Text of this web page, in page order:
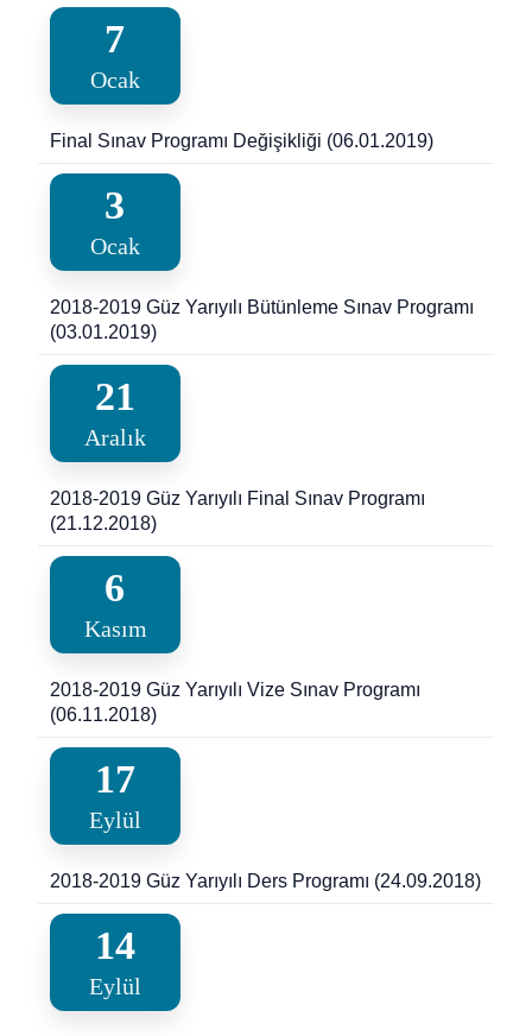
7
Ocak
Final Sınav Programı Değişikliği (06.01.2019)
3
Ocak
2018-2019 Güz Yarıyılı Bütünleme Sınav Programı
(03.01.2019)
21
Aralık
2018-2019 Güz Yarıyılı Final Sınav Programı
(21.12.2018)
6
Kasım
2018-2019 Güz Yarıyılı Vize Sınav Programı
(06.11.2018)
17
Eylül
2018-2019 Güz Yarıyılı Ders Programı (24.09.2018)
14
Eylül